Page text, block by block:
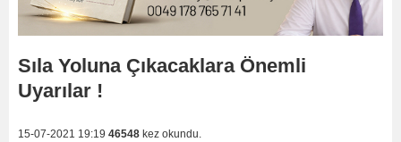
Sıla Yoluna Çıkacaklara Önemli
Uyarılar !
15-07-2021 19:19 46548 kez okundu.